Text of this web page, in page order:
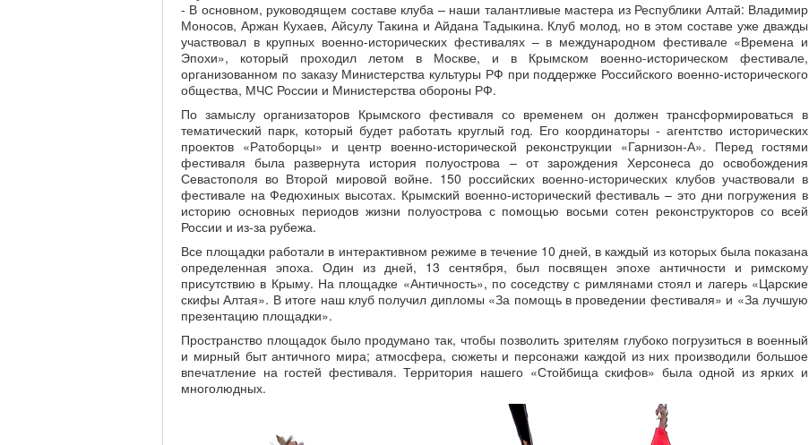
- В основном, руководящем составе клуба – наши талантливые мастера из Республики Алтай: Владимир
Моносов, Аржан Кухаев, Айсулу Такина и Айдана Тадыкина. Клуб молод, но в этом составе уже дважды
участвовал в крупных военно-исторических фестивалях – в международном фестивале «Времена и
Эпохи», который проходил летом в Москве, и в Крымском военно-историческом фестивале,
организованном по заказу Министерства культуры РФ при поддержке Российского военно-исторического
общества, МЧС России и Министерства обороны РФ.
По замыслу организаторов Крымского фестиваля со временем он должен трансформироваться в
тематический парк, который будет работать круглый год. Его координаторы - агентство исторических
проектов «Ратоборцы» и центр военно-исторической реконструкции «Гарнизон-А». Перед гостями
фестиваля была развернута история полуострова – от зарождения Херсонеса до освобождения
Севастополя во Второй мировой войне. 150 российских военно-исторических клубов участвовали в
фестивале на Федюхиных высотах. Крымский военно-исторический фестиваль – это дни погружения в
историю основных периодов жизни полуострова с помощью восьми сотен реконструкторов со всей
России и из-за рубежа.
Все площадки работали в интерактивном режиме в течение 10 дней, в каждый из которых была показана
определенная эпоха. Один из дней, 13 сентября, был посвящен эпохе античности и римскому
присутствию в Крыму. На площадке «Античность», по соседству с римлянами стоял и лагерь «Царские
скифы Алтая». В итоге наш клуб получил дипломы «За помощь в проведении фестиваля» и «За лучшую
презентацию площадки».
Пространство площадок было продумано так, чтобы позволить зрителям глубоко погрузиться в военный
и мирный быт античного мира; атмосфера, сюжеты и персонажи каждой из них производили большое
впечатление на гостей фестиваля. Территория нашего «Стойбища скифов» была одной из ярких и
многолюдных.